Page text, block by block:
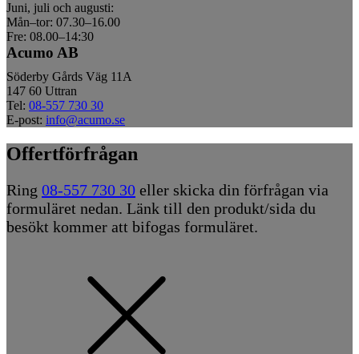
Juni, juli och augusti:
Mån–tor: 07.30–16.00
Fre: 08.00–14:30
Acumo AB
Söderby Gårds Väg 11A
147 60 Uttran
Tel: 08-557 730 30
E-post: info@acumo.se
Offertförfrågan
Ring 08-557 730 30 eller skicka din förfrågan via
formuläret nedan. Länk till den produkt/sida du
besökt kommer att bifogas formuläret.